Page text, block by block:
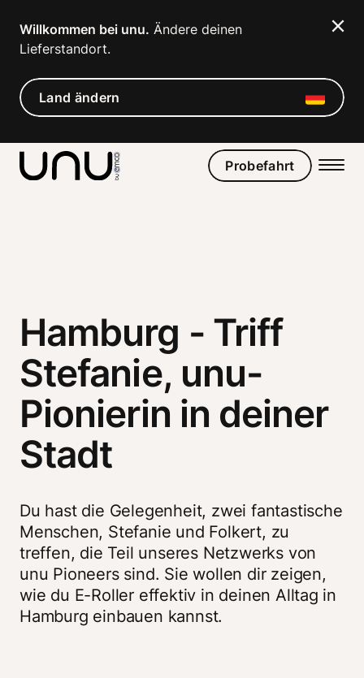
Willkommen bei unu. Ändere deinen
Lieferstandort.
Land ändern
Probefahrt
Hamburg - Triff
Stefanie, unu-
Pionierin in deiner
Stadt
Du hast die Gelegenheit, zwei fantastische
Menschen, Stefanie und Folkert, zu
treffen, die Teil unseres Netzwerks von
unu Pioneers sind. Sie wollen dir zeigen,
wie du E-Roller effektiv in deinen Alltag in
Hamburg einbauen kannst.